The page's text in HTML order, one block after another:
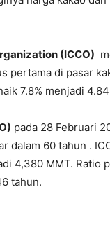
(ICCO)
di pasar
7.8% menjadi
pada 28 Februari
60 tahun .
4,380 MMT. Ratio
tahun.